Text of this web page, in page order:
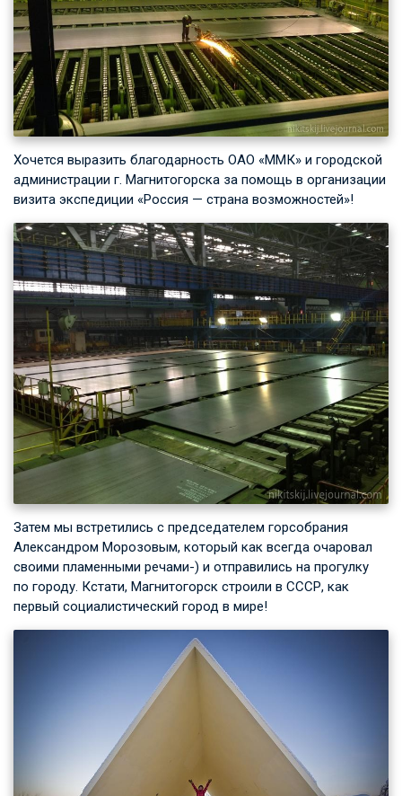
Хочется выразить благодарность ОАО «ММК» и городской
администрации г. Магнитогорска за помощь в организации
визита экспедиции «Россия — страна возможностей»!
Затем мы встретились с председателем горсобрания
Александром Морозовым, который как всегда очаровал
своими пламенными речами-) и отправились на прогулку
по городу. Кстати, Магнитогорск строили в СССР, как
первый социалистический город в мире!